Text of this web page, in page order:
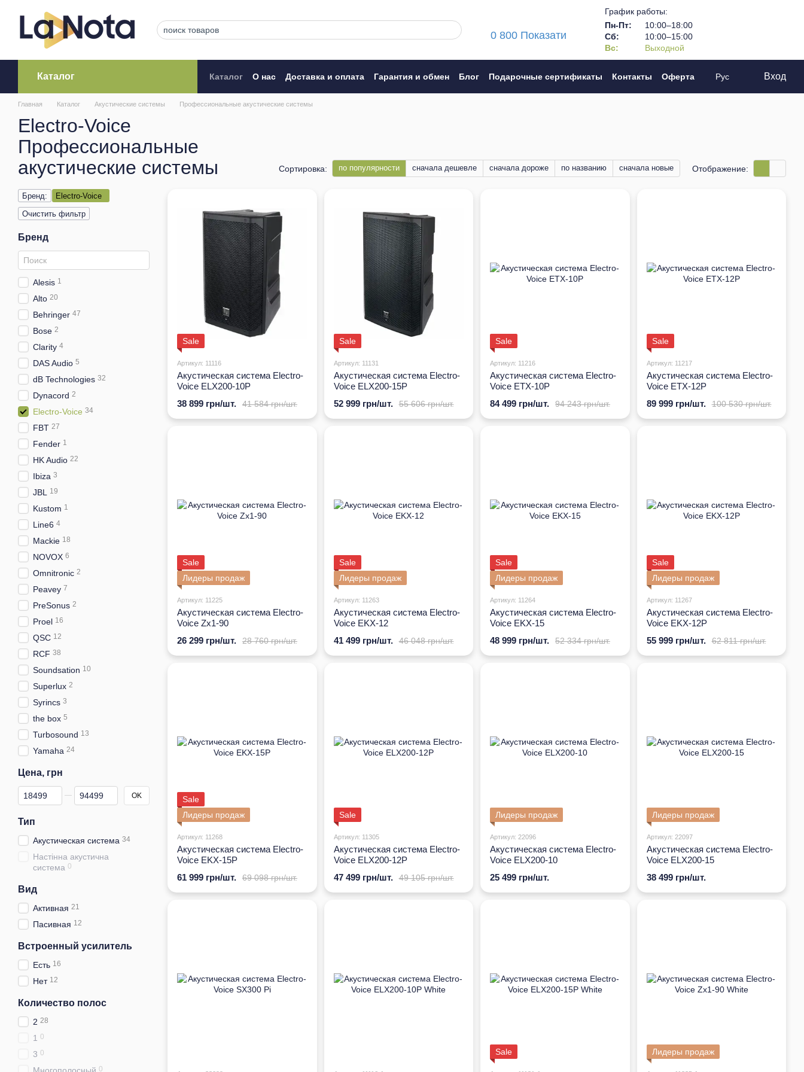
0 800 Показати
График работы:
Пн-Пт:
10:00–18:00
Сб:
10:00–15:00
Вс:
Выходной
Каталог Каталог О нас Доставка и оплата Гарантия и обмен Блог Подарочные сертификаты Контакты
Оферта
Рус Вход
Главная Каталог Акустические системы Профессиональные акустические системы
Electro-Voice
Профессиональные
акустические системы
Сортировка: по популярности сначала дешевле сначала дороже по названию сначала новые Отображение:
Sale
Артикул: 11116
Акустическая система Electro-
Voice ELX200-10P
41 584 грн/шт.
38 899 грн/шт.
Sale
Артикул: 11131
Акустическая система Electro-
Voice ELX200-15P
55 606 грн/шт.
52 999 грн/шт.
Sale
Артикул: 11216
Акустическая система Electro-
Voice ETX-10P
94 243 грн/шт.
84 499 грн/шт.
Sale
Артикул: 11217
Акустическая система Electro-
Voice ETX-12P
100 530 грн/шт.
89 999 грн/шт.
Sale
Лидеры продаж
Артикул: 11225
Акустическая система Electro-
Voice Zx1-90
28 760 грн/шт.
26 299 грн/шт.
Sale
Лидеры продаж
Артикул: 11263
Акустическая система Electro-
Voice EKX-12
46 048 грн/шт.
41 499 грн/шт.
Sale
Лидеры продаж
Артикул: 11264
Акустическая система Electro-
Voice EKX-15
52 334 грн/шт.
48 999 грн/шт.
Sale
Лидеры продаж
Артикул: 11267
Акустическая система Electro-
Voice EKX-12P
62 811 грн/шт.
55 999 грн/шт.
Sale
Лидеры продаж
Артикул: 11268
Акустическая система Electro-
Voice EKX-15P
69 098 грн/шт.
61 999 грн/шт.
Sale
Артикул: 11305
Акустическая система Electro-
Voice ELX200-12P
49 105 грн/шт.
47 499 грн/шт.
Лидеры продаж
Артикул: 22096
Акустическая система Electro-
Voice ELX200-10
25 499 грн/шт.
Лидеры продаж
Артикул: 22097
Акустическая система Electro-
Voice ELX200-15
38 499 грн/шт.
Sale Лидеры продаж
Бренд:
Electro-Voice
Очистить фильтр
Бренд
Alesis 1
Alto 20
Behringer 47
Bose 2
Clarity 4
DAS Audio 5
dB Technologies 32
Dynacord 2
Electro-Voice 34
FBT 27
Fender 1
HK Audio 22
Ibiza 3
JBL 19
Kustom 1
Line6 4
Mackie 18
NOVOX 6
Omnitronic 2
Peavey 7
PreSonus 2
Proel 16
QSC 12
RCF 38
Soundsation 10
Superlux 2
Syrincs 3
the box 5
Turbosound 13
Yamaha 24
Цена, грн
От Цена, грн
До Цена, грн OK
Тип
Акустическая система 34
Настінна акустична
система 0
Вид
Активная 21
Пасивная 12
Встроенный усилитель
Есть 16
Нет 12
Количество полос
2 28
1 0
3 0
0